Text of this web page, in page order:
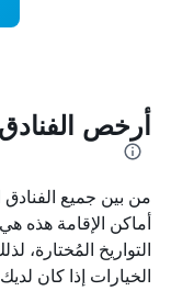
المخطط
1
محور
الذي
يعرض
متوسط
سعر
غرفة
محور
X
يعرض
عدد
الأيام
قبل
الإقامة
أرخص الفنادق
من بين جميع الفنادق
أماكن الإقامة هذه
التواريخ المُختارة،
الخيارات إذا كان